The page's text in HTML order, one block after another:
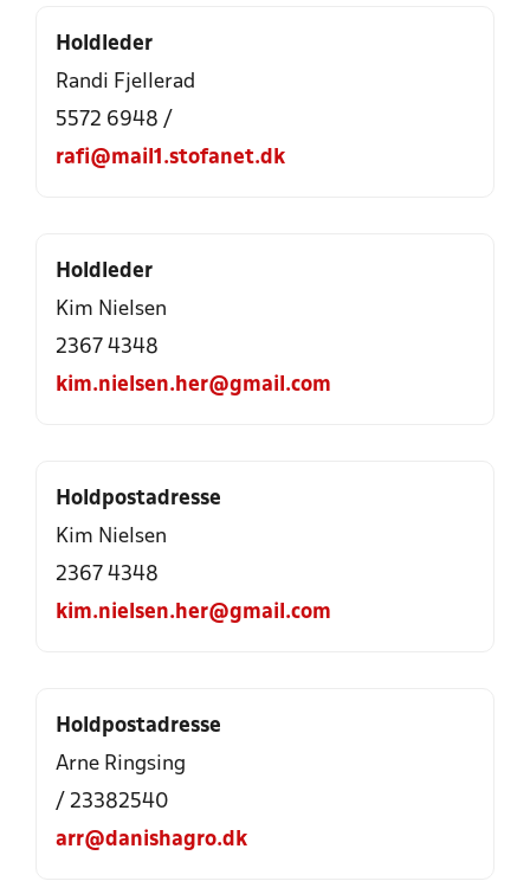
Holdleder
Randi Fjellerad
5572 6948 /
rafi@mail1.stofanet.dk
Holdleder
Kim Nielsen
2367 4348
kim.nielsen.her@gmail.com
Holdpostadresse
Kim Nielsen
2367 4348
kim.nielsen.her@gmail.com
Holdpostadresse
Arne Ringsing
/ 23382540
arr@danishagro.dk